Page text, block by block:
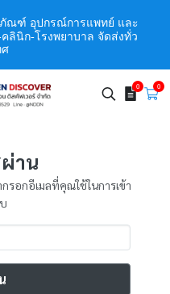
ณฑ์ อุปกรณ์การแพทย์ และ
นิก-โรงพยาบาล จัดส่งทั่ว
ศ
0 0
าน
อกอีเมลที่คุณใช้ในการเข้า